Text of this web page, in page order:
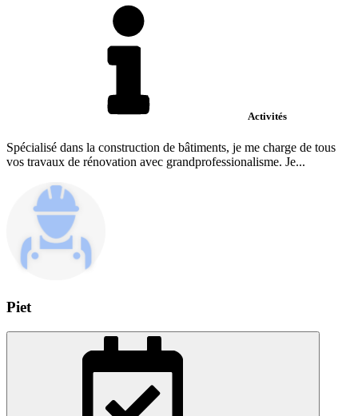
Activités
Spécialisé dans la construction de bâtiments, je me charge de tous
vos travaux de rénovation avec grandprofessionalisme. Je...
Piet